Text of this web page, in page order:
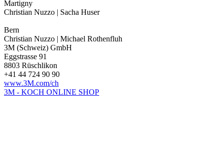
Martigny
Christian Nuzzo | Sacha Huser
Bern
Christian Nuzzo | Michael Rothenfluh
3M (Schweiz) GmbH
Eggstrasse 91
8803 Rüschlikon
+41 44 724 90 90
www.3M.com/ch
3M - KOCH ONLINE SHOP